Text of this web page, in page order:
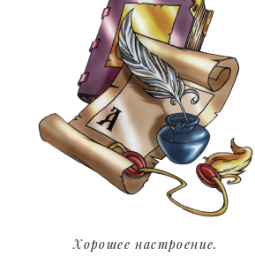
ПОДРОСТКИ
ГОРОДА
ЭКСПЕРЕМЕНТЫ
ЖИЛЬЕ
ЗВЕЗДЫ
Хорошее настроение.